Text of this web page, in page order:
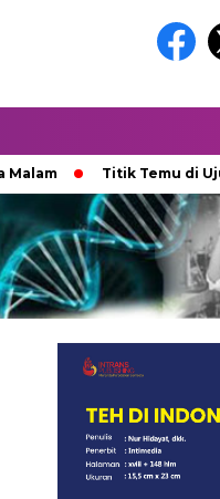
Titik Temu di Ujung